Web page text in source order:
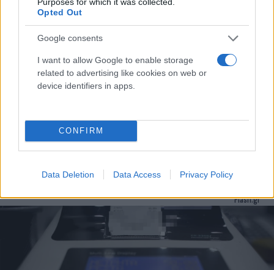
Opted Out
Google consents
I want to allow Google to enable storage
related to advertising like cookies on web or
device identifiers in apps.
CONFIRM
Data Deletion Data Access Privacy Policy
Ελεύθεροι Επαγγελματίες: Τι αλλάζει από το νέο
Flash.gr